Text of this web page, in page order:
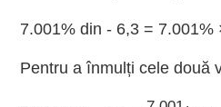
7.001% din - 6,3 = 7.001%
Pentru a înmulți cele două